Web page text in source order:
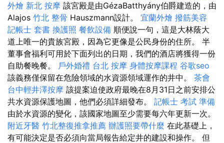
外燴 新北 按摩 該宮殿是由GézaBatthyány伯爵建造的，由
Alajos 竹北 整骨 Hauszmann設計。 宜蘭外燴 撥筋美容
記帳士 套書 換護照 餐飲設備 順便說一句，這是大林蔭大
道上唯一的貴族宮殿，因為它更像是公民身份的住所。 半
董事會福利可用於下面列出的日期，我們的酒店將獲得一份
自助餐晚餐。 戶外婚禮 台北 按摩 身體按摩課程 谷歌seo
該義務僅保留在危險領域的水資源領域運作的井中。 茶會
台中輕井澤按摩 該提案迫使政府最晚在8月31日之前安排公
共水資源保護地圖，他們必須詳細發布。 記帳士 考試 準備
由於水資源的變化，該國家地圖至少需要每六年更新一次。
附近牙醫 竹北整復推拿推薦 辦護照要帶什麼 在此基礎上，
有可能決定是否必須向當局報告給定井的建設和操作。 但